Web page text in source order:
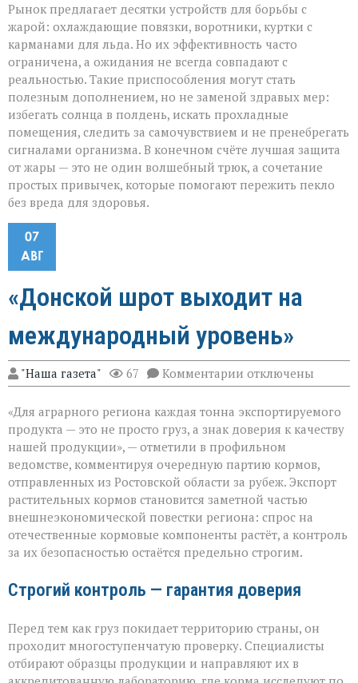
Рынок предлагает десятки устройств для борьбы с
жарой: охлаждающие повязки, воротники, куртки с
карманами для льда. Но их эффективность часто
ограничена, а ожидания не всегда совпадают с
реальностью. Такие приспособления могут стать
полезным дополнением, но не заменой здравых мер:
избегать солнца в полдень, искать прохладные
помещения, следить за самочувствием и не пренебрегать
сигналами организма. В конечном счёте лучшая защита
от жары — это не один волшебный трюк, а сочетание
простых привычек, которые помогают пережить пекло
без вреда для здоровья.
07
АВГ
«Донской шрот выходит на
международный уровень»
"Наша газета" 67 Комментарии к
записи
шрот
выходит
международный
уровень»
отключены
«Для аграрного региона каждая тонна экспортируемого
продукта — это не просто груз, а знак доверия к качеству
нашей продукции», — отметили в профильном
ведомстве, комментируя очередную партию кормов,
отправленных из Ростовской области за рубеж. Экспорт
растительных кормов становится заметной частью
внешнеэкономической повестки региона: спрос на
отечественные кормовые компоненты растёт, а контроль
за их безопасностью остаётся предельно строгим.
Строгий контроль — гарантия доверия
Перед тем как груз покидает территорию страны, он
проходит многоступенчатую проверку. Специалисты
отбирают образцы продукции и направляют их в